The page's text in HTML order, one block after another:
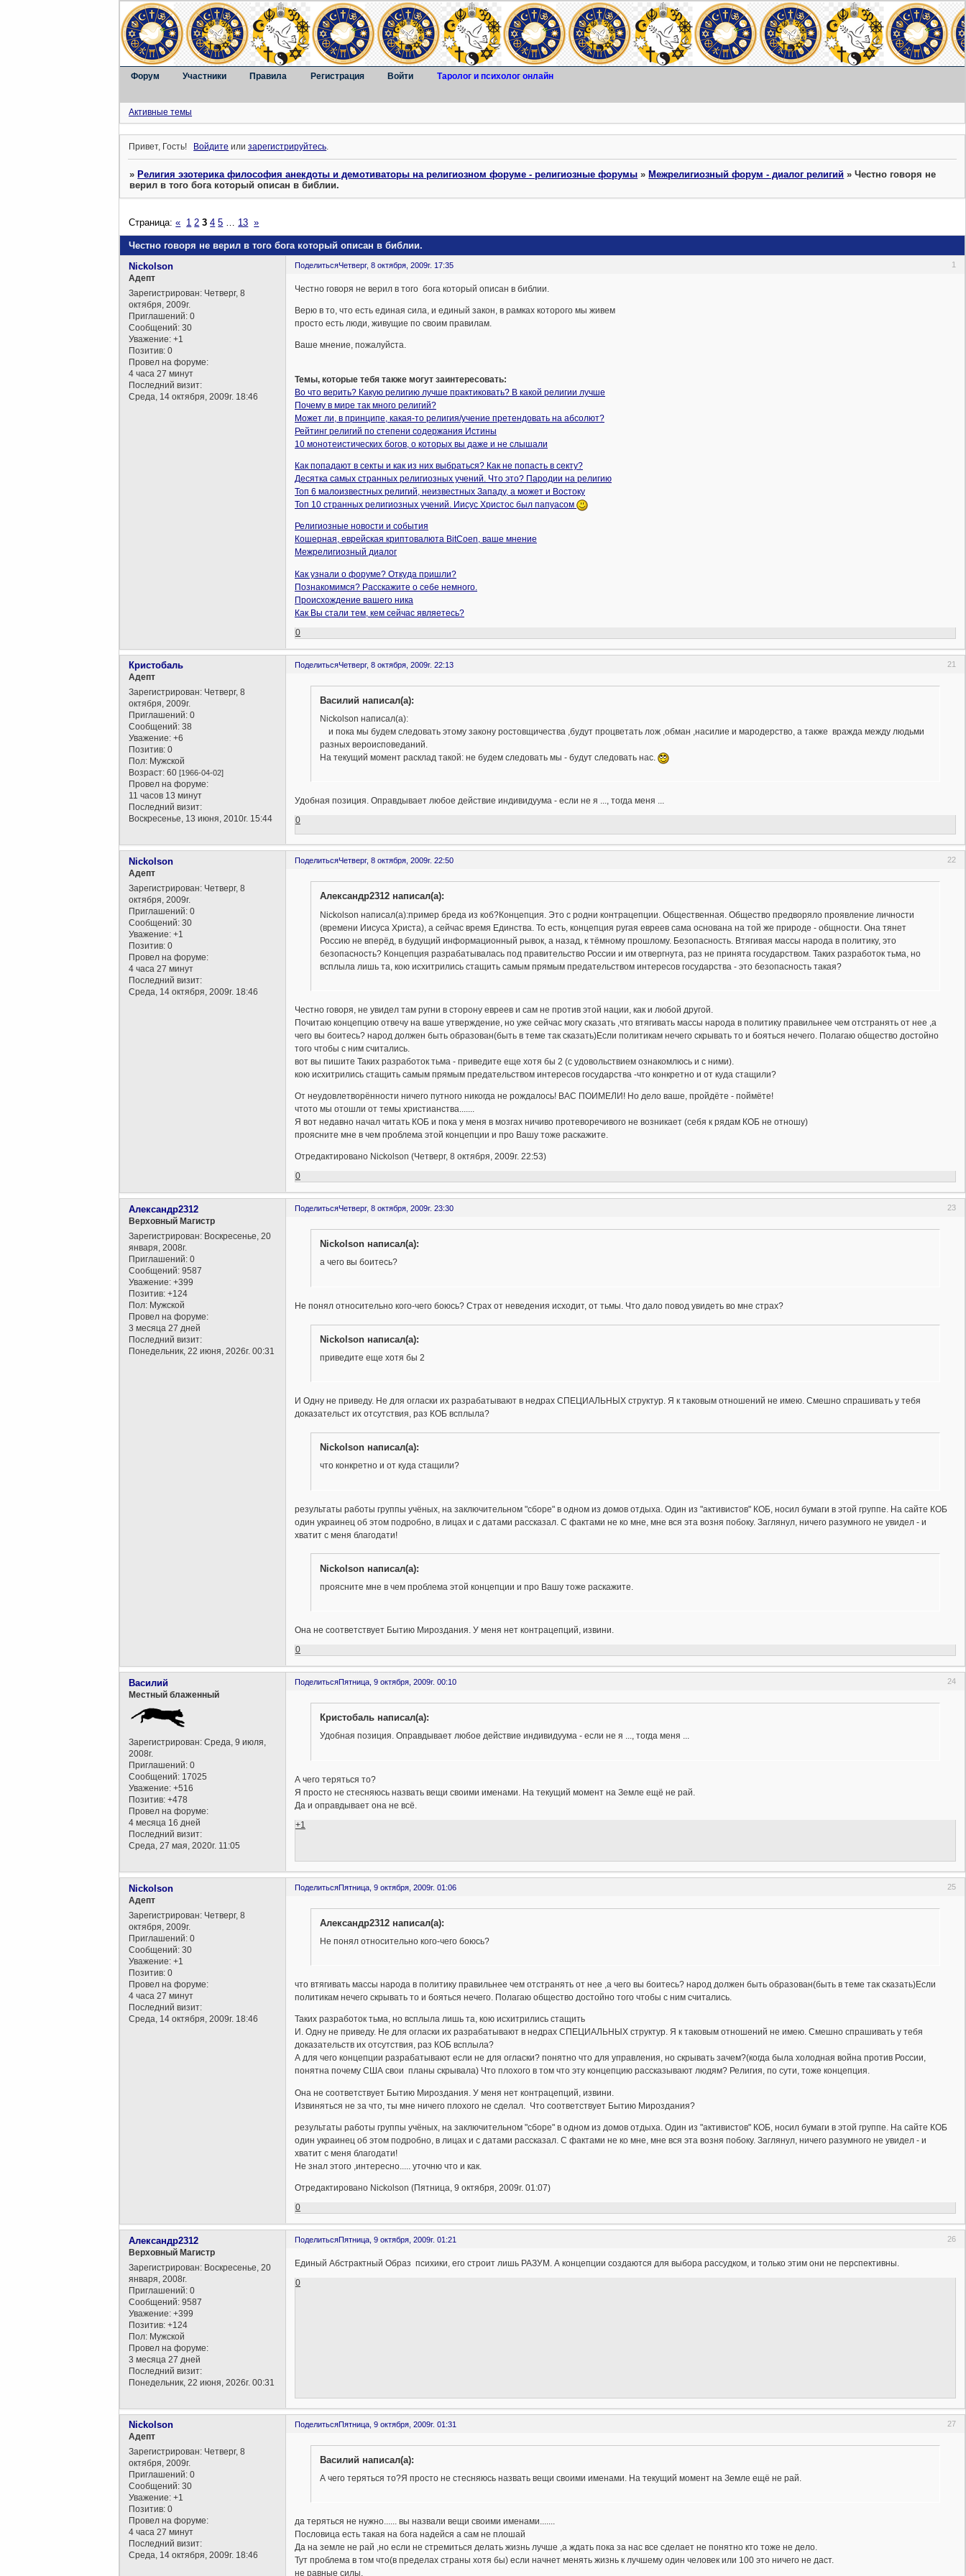
Форум Участники Правила Регистрация Войти Таролог и психолог онлайн
Активные темы
Привет, Гость! Войдите илизарегистрируйтесь.
»Религия эзотерика философия анекдоты и демотиваторы на религиозном форуме - религиозные форумы »Межрелигиозный форум - диалог религий »Честно говоря не
верил в того бога который описан в библии.
Честно говоря не верил в того бога который описан в библии.
Страница:« 1 2 3 4 5 13 »
Поделиться 1
Четверг, 8 октября, 2009г. 17:35
Nickolson
Aдепт
Зарегистрирован: Четверг, 8
октября, 2009г.
Приглашений: 0
Сообщений: 30
Уважение: +1
Позитив: 0
Провел на форуме:
4 часа 27 минут
Последний визит:
Среда, 14 октября, 2009г. 18:46
Честно говоря не верил в того бога который описан в библии.
Верю в то, что есть единая сила, и единый закон, в рамках которого мы живем
просто есть люди, живущие по своим правилам.
Ваше мнение, пожалуйста.
Темы, которые тебя также могут заинтересовать:
Во что верить? Какую религию лучше практиковать? В какой религии лучше
Почему в мире так много религий?
Может ли, в принципе, какая-то религия/учение претендовать на абсолют?
Рейтинг религий по степени содержания Истины
10 монотеистических богов, о которых вы даже и не слышали
Как попадают в секты и как из них выбраться? Как не попасть в секту?
Десятка самых странных религиозных учений. Что это? Пародии на религию
Топ 6 малоизвестных религий, неизвестных Западу, а может и Востоку
Топ 10 странных религиозных учений. Иисус Христос был папуасом
Религиозные новости и события
Кошерная, еврейская криптовалюта BitCoen, ваше мнение
Межрелигиозный диалог
Как узнали о форуме? Откуда пришли?
Познакомимся? Расскажите о себе немного.
Происхождение вашего ника
Как Вы стали тем, кем сейчас являетесь?
0
Поделиться 21
Четверг, 8 октября, 2009г. 22:13
Кристобаль
Aдепт
Зарегистрирован: Четверг, 8
октября, 2009г.
Приглашений: 0
Сообщений: 38
Уважение: +6
Позитив: 0
Пол: Мужской
Возраст: 60[1966-04-02]
Провел на форуме:
11 часов 13 минут
Последний визит:
Воскресенье, 13 июня, 2010г. 15:44
Василий написал(а):
Nickolson написал(а):
и пока мы будем следовать этому закону ростовщичества ,будут процветать лож ,обман ,насилие и мародерство, а также вражда между людьми
разных вероисповеданий.
На текущий момент расклад такой: не будем следовать мы - будут следовать нас.
Удобная позиция. Оправдывает любое действие индивидуума - если не я ..., тогда меня ...
0
Поделиться 22
Четверг, 8 октября, 2009г. 22:50
Nickolson
Aдепт
Зарегистрирован: Четверг, 8
октября, 2009г.
Приглашений: 0
Сообщений: 30
Уважение: +1
Позитив: 0
Провел на форуме:
4 часа 27 минут
Последний визит:
Среда, 14 октября, 2009г. 18:46
Александр2312 написал(а):
Nickolson написал(а):пример бреда из коб?Концепция. Это с родни контрацепции. Общественная. Общество предворяло проявление личности
(времени Иисуса Христа), а сейчас время Единства. То есть, концепция ругая евреев сама основана на той же природе - общности. Она тянет
Россию не вперёд, в будущий информационный рывок, а назад, к тёмному прошлому. Безопасность. Втягивая массы народа в политику, это
безопасность? Концепция разрабатывалась под правительство России и им отвергнута, раз не принята государством. Таких разработок тьма, но
всплыла лишь та, кою исхитрились стащить самым прямым предательством интересов государства - это безопасность такая?
Честно говоря, не увидел там ругни в сторону евреев и сам не против этой нации, как и любой другой.
Почитаю концепцию отвечу на ваше утверждение, но уже сейчас могу сказать ,что втягивать массы народа в политику правильнее чем отстранять от нее ,а
чего вы боитесь? народ должен быть образован(быть в теме так сказать)Если политикам нечего скрывать то и бояться нечего. Полагаю общество достойно
того чтобы с ним считались.
вот вы пишите Таких разработок тьма - приведите еще хотя бы 2 (с удовольствием ознакомлюсь и с ними).
кою исхитрились стащить самым прямым предательством интересов государства -что конкретно и от куда стащили?
От неудовлетворённости ничего путного никогда не рождалось! ВАС ПОИМЕЛИ! Но дело ваше, пройдёте - поймёте!
чтото мы отошли от темы христианства.......
Я вот недавно начал читать КОБ и пока у меня в мозгах ничиво протеворечивого не возникает (себя к рядам КОБ не отношу)
проясните мне в чем проблема этой концепции и про Вашу тоже раскажите.
Отредактировано Nickolson (Четверг, 8 октября, 2009г. 22:53)
0
Поделиться 23
Четверг, 8 октября, 2009г. 23:30
Александр2312
Верховный Магистр
Зарегистрирован: Воскресенье, 20
января, 2008г.
Приглашений: 0
Сообщений: 9587
Уважение: +399
Позитив: +124
Пол: Мужской
Провел на форуме:
3 месяца 27 дней
Последний визит:
Понедельник, 22 июня, 2026г. 00:31
Nickolson написал(а):
а чего вы боитесь?
Не понял относительно кого-чего боюсь? Страх от неведения исходит, от тьмы. Что дало повод увидеть во мне страх?
Nickolson написал(а):
приведите еще хотя бы 2
И Одну не приведу. Не для огласки их разрабатывают в недрах СПЕЦИАЛЬНЫХ структур. Я к таковым отношений не имею. Смешно спрашивать у тебя
доказательст их отсутствия, раз КОБ всплыла?
Nickolson написал(а):
что конкретно и от куда стащили?
результаты работы группы учёных, на заключительном "сборе" в одном из домов отдыха. Один из "активистов" КОБ, носил бумаги в этой группе. На сайте КОБ
один украинец об этом подробно, в лицах и с датами рассказал. С фактами не ко мне, мне вся эта возня побоку. Заглянул, ничего разумного не увидел - и
хватит с меня благодати!
Nickolson написал(а):
проясните мне в чем проблема этой концепции и про Вашу тоже раскажите.
Она не соответствует Бытию Мироздания. У меня нет контрацепций, извини.
0
Поделиться 24
Пятница, 9 октября, 2009г. 00:10
Василий
Местный блаженный
Зарегистрирован: Среда, 9 июля,
2008г.
Приглашений: 0
Сообщений: 17025
Уважение: +516
Позитив: +478
Провел на форуме:
4 месяца 16 дней
Последний визит:
Среда, 27 мая, 2020г. 11:05
Кристобаль написал(а):
Удобная позиция. Оправдывает любое действие индивидуума - если не я ..., тогда меня ...
А чего теряться то?
Я просто не стесняюсь назвать вещи своими именами. На текущий момент на Земле ещё не рай.
Да и оправдывает она не всё.
+1
Поделиться 25
Пятница, 9 октября, 2009г. 01:06
Nickolson
Aдепт
Зарегистрирован: Четверг, 8
октября, 2009г.
Приглашений: 0
Сообщений: 30
Уважение: +1
Позитив: 0
Провел на форуме:
4 часа 27 минут
Последний визит:
Среда, 14 октября, 2009г. 18:46
Александр2312 написал(а):
Не понял относительно кого-чего боюсь?
что втягивать массы народа в политику правильнее чем отстранять от нее ,а чего вы боитесь? народ должен быть образован(быть в теме так сказать)Если
политикам нечего скрывать то и бояться нечего. Полагаю общество достойно того чтобы с ним считались.
Таких разработок тьма, но всплыла лишь та, кою исхитрились стащить
И. Одну не приведу. Не для огласки их разрабатывают в недрах СПЕЦИАЛЬНЫХ структур. Я к таковым отношений не имею. Смешно спрашивать у тебя
доказательств их отсутствия, раз КОБ всплыла?
А для чего концепции разрабатывают если не для огласки? понятно что для управления, но скрывать зачем?(когда была холодная война против России,
понятна почему США свои планы скрывала) Что плохого в том что эту концепцию рассказывают людям? Религия, по сути, тоже концепция.
Она не соответствует Бытию Мироздания. У меня нет контрацепций, извини.
Извиняться не за что, ты мне ничего плохого не сделал. Что соответствует Бытию Мироздания?
результаты работы группы учёных, на заключительном "сборе" в одном из домов отдыха. Один из "активистов" КОБ, носил бумаги в этой группе. На сайте КОБ
один украинец об этом подробно, в лицах и с датами рассказал. С фактами не ко мне, мне вся эта возня побоку. Заглянул, ничего разумного не увидел - и
хватит с меня благодати!
Не знал этого ,интересно..... уточню что и как.
Отредактировано Nickolson (Пятница, 9 октября, 2009г. 01:07)
0
Поделиться 26
Пятница, 9 октября, 2009г. 01:21
Александр2312
Верховный Магистр
Зарегистрирован: Воскресенье, 20
января, 2008г.
Приглашений: 0
Сообщений: 9587
Уважение: +399
Позитив: +124
Пол: Мужской
Провел на форуме:
3 месяца 27 дней
Последний визит:
Понедельник, 22 июня, 2026г. 00:31
Единый Абстрактный Образ психики, его строит лишь РАЗУМ. А концепции создаются для выбора рассудком, и только этим они не перспективны.
0
Поделиться 27
Пятница, 9 октября, 2009г. 01:31
Nickolson
Aдепт
Зарегистрирован: Четверг, 8
октября, 2009г.
Приглашений: 0
Сообщений: 30
Уважение: +1
Позитив: 0
Провел на форуме:
4 часа 27 минут
Последний визит:
Среда, 14 октября, 2009г. 18:46
Василий написал(а):
А чего теряться то?Я просто не стесняюсь назвать вещи своими именами. На текущий момент на Земле ещё не рай.
да теряться не нужно...... вы назвали вещи своими именами.......
Пословица есть такая на бога надейся а сам не плошай
Да на земле не рай ,но если не стремиться делать жизнь лучше ,а ждать пока за нас все сделает не понятно кто тоже не дело.
Тут проблема в том что(в пределах страны хотя бы) если начнет менять жизнь к лучшему один человек или 100 это ничего не даст.
не равные силы.